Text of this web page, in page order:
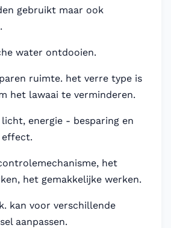
gebruikt maar ook
water ontdooien.
ruimte. het verre type is
het lawaai te verminderen.
licht, energie - besparing en
het
het gemakkelijke werken.
kan voor verschillende
aanpassen.